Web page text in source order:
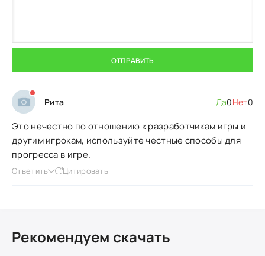
ОТПРАВИТЬ
Рита Да0Нет0
Это нечестно по отношению к разработчикам игры и
другим игрокам, используйте честные способы для
прогресса в игре.
Ответить Цитировать
Рекомендуем скачать